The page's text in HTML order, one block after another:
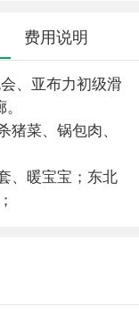
费用说明
、亚布力初级滑
菜、锅包肉、
、暖宝宝；东北